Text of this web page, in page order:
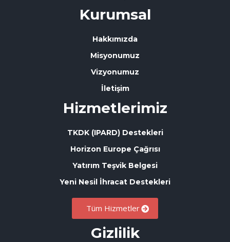
Kurumsal
Hakkımızda
Misyonumuz
Vizyonumuz
İletişim
Hizmetlerimiz
TKDK (IPARD) Destekleri
Horizon Europe Çağrısı
Yatırım Teşvik Belgesi
Yeni Nesil İhracat Destekleri
Tüm Hizmetler
Gizlilik